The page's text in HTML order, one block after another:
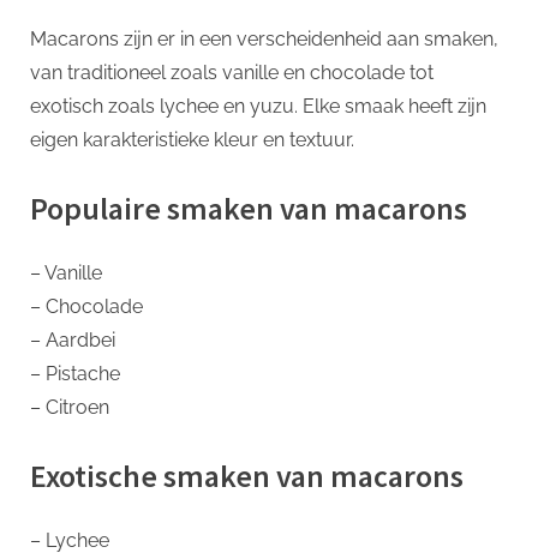
Macarons zijn er in een verscheidenheid aan smaken,
van traditioneel zoals vanille en chocolade tot
exotisch zoals lychee en yuzu. Elke smaak heeft zijn
eigen karakteristieke kleur en textuur.
Populaire smaken van macarons
– Vanille
– Chocolade
– Aardbei
– Pistache
– Citroen
Exotische smaken van macarons
– Lychee